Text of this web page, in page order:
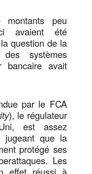
montants peu
avaient été
question de la
systèmes
bancaire avait
par le FCA
), le régulateur
est assez
jugeant que la
protégé ses
Les